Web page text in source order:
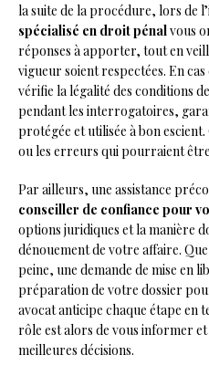
la suite de la procédure, lors de
spécialisé en droit pénalvous
réponses à apporter, tout en
vigueur soient respectées. En
vérifie la légalité des conditions
pendant les interrogatoires,
protégée et utilisée à bon
ou les erreurs qui pourraient
Par ailleurs, une assistance
conseiller de confiance pour
options juridiques et la manière
dénouement de votre affaire.
peine, une demande de mise en
préparation de votre dossier
avocat anticipe chaque étape en
rôle est alors de vous informer
meilleures décisions.